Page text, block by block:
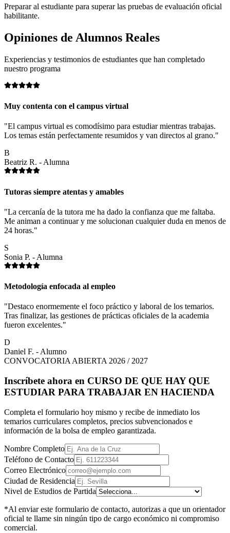
Preparar al estudiante para superar las pruebas de evaluación oficial
habilitante.
Opiniones de Alumnos Reales
Experiencias y testimonios de estudiantes que han completado
nuestro programa
Muy contenta con el campus virtual
"El campus virtual es comodísimo para estudiar mientras trabajas.
Los temas están perfectamente resumidos y van directos al grano."
B
Beatriz R. - Alumna
Tutoras siempre atentas y amables
"La cercanía de la tutora me ha dado la confianza que me faltaba.
Me animan a continuar y me solucionan cualquier duda en menos de
24 horas."
S
Sonia P. - Alumna
Metodología enfocada al empleo
"Destaco enormemente el foco práctico y laboral de los temarios.
Tras finalizar, las gestiones de prácticas oficiales de la academia
fueron excelentes."
D
Daniel F. - Alumno
CONVOCATORIA ABIERTA 2026 / 2027
Inscríbete ahora en CURSO DE QUE HAY QUE
ESTUDIAR PARA TRABAJAR EN HACIENDA
Completa el formulario hoy mismo y recibe de inmediato los
temarios curriculares completos, precios subvencionados e
información de la bolsa de empleo garantizada.
Nombre Completo
Teléfono de Contacto
Correo Electrónico
Ciudad de Residencia
Nivel de Estudios de Partida
*Al enviar este formulario de contacto, autorizas a que un orientador
oficial te llame sin ningún tipo de cargo económico ni compromiso
comercial.